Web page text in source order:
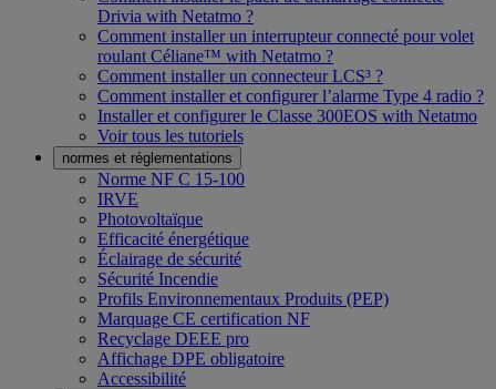
Drivia with Netatmo ?
Comment installer un interrupteur connecté pour volet
roulant Céliane™ with Netatmo ?
Comment installer un connecteur LCS³ ?
Comment installer et configurer l’alarme Type 4 radio ?
Installer et configurer le Classe 300EOS with Netatmo
Voir tous les tutoriels
normes et réglementations
Norme NF C 15-100
IRVE
Photovoltaïque
Efficacité énergétique
Éclairage de sécurité
Sécurité Incendie
Profils Environnementaux Produits (PEP)
Marquage CE certification NF
Recyclage DEEE pro
Affichage DPE obligatoire
Accessibilité